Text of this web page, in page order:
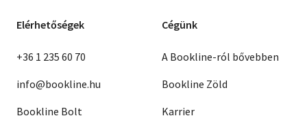
Elérhetőségek
+36 1 235 60 70
info@bookline.hu
Bookline Bolt
Cégünk
A Bookline-ról bővebben
Bookline Zöld
Karrier